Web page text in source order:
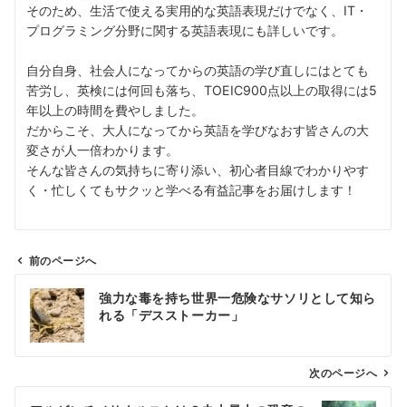
そのため、生活で使える実用的な英語表現だけでなく、IT・
プログラミング分野に関する英語表現にも詳しいです。
自分自身、社会人になってからの英語の学び直しにはとても
苦労し、英検には何回も落ち、TOEIC900点以上の取得には5
年以上の時間を費やしました。
だからこそ、大人になってから英語を学びなおす皆さんの大
変さが人一倍わかります。
そんな皆さんの気持ちに寄り添い、初心者目線でわかりやす
く・忙しくてもサクッと学べる有益記事をお届けします！
前のページへ
強力な毒を持ち世界一危険なサソリとして知ら
れる「デスストーカー」
次のページへ